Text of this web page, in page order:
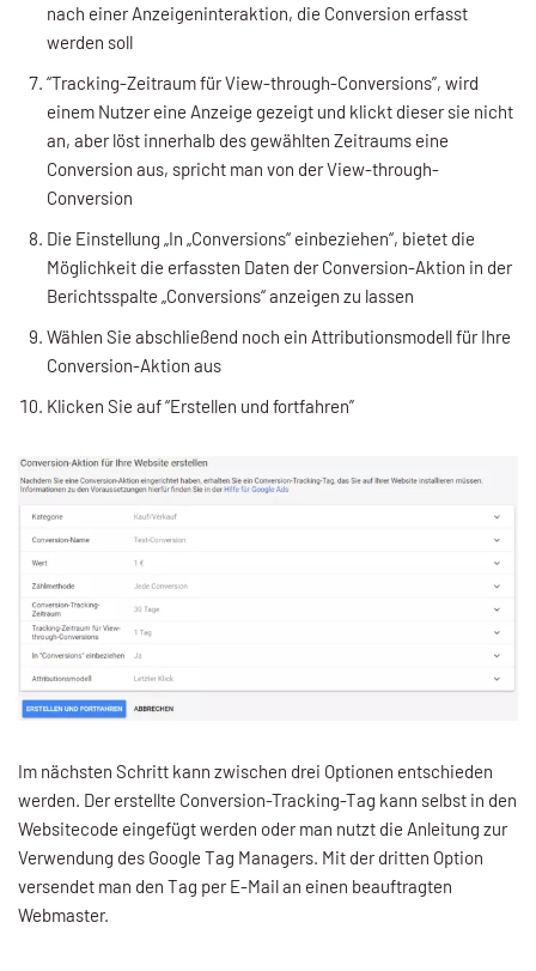
nach einer Anzeigeninteraktion, die Conversion erfasst
werden soll
“Tracking-Zeitraum für View-through-Conversions”, wird
einem Nutzer eine Anzeige gezeigt und klickt dieser sie nicht
an, aber löst innerhalb des gewählten Zeitraums eine
Conversion aus, spricht man von der View-through-
Conversion
Die Einstellung „In „Conversions“ einbeziehen“, bietet die
Möglichkeit die erfassten Daten der Conversion-Aktion in der
Berichtsspalte „Conversions“ anzeigen zu lassen
Wählen Sie abschließend noch ein Attributionsmodell für Ihre
Conversion-Aktion aus
Klicken Sie auf “Erstellen und fortfahren”
Im nächsten Schritt kann zwischen drei Optionen entschieden
werden. Der erstellte Conversion-Tracking-Tag kann selbst in den
Websitecode eingefügt werden oder man nutzt die Anleitung zur
Verwendung des Google Tag Managers. Mit der dritten Option
versendet man den Tag per E-Mail an einen beauftragten
Webmaster.